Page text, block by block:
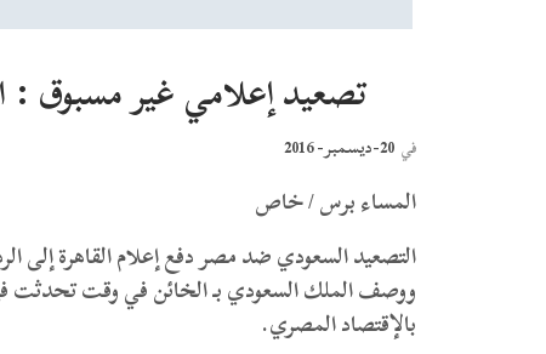
تصعيد إعلامي غير مسبوق :
في 20-ديسمبر- 2016
المساء برس / خاص
التصعيد السعودي ضد مصر دفع إعلام القاهرة إلى
ووصف الملك السعودي بـ الخائن في وقت تحدثت
بالإقتصاد المصري.